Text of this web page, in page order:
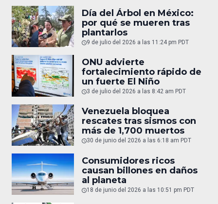
Día del Árbol en México:
por qué se mueren tras
plantarlos
9 de julio del 2026 a las 11:24 pm PDT
ONU advierte
fortalecimiento rápido de
un fuerte El Niño
3 de julio del 2026 a las 8:42 am PDT
Venezuela bloquea
rescates tras sismos con
más de 1,700 muertos
30 de junio del 2026 a las 6:18 am PDT
Consumidores ricos
causan billones en daños
al planeta
18 de junio del 2026 a las 10:51 pm PDT